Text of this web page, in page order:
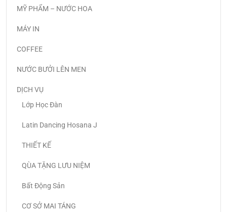
MỸ PHẨM – NƯỚC HOA
MÁY IN
COFFEE
NƯỚC BƯỞI LÊN MEN
DỊCH VỤ
Lớp Học Đàn
Latin Dancing Hosana J
THIẾT KẾ
QÙA TẶNG LƯU NIỆM
Bất Động Sản
CƠ SỞ MAI TÁNG